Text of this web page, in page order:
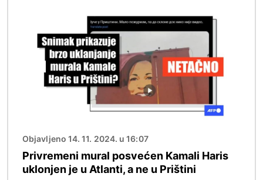
Objavljeno 14. 11. 2024. u 16:07
Privremeni mural posvećen Kamali Haris
uklonjen je u Atlanti, a ne u Prištini